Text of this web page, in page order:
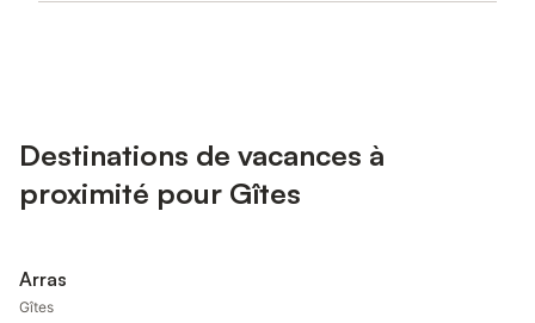
Destinations de vacances à
proximité pour Gîtes
Arras
Gîtes